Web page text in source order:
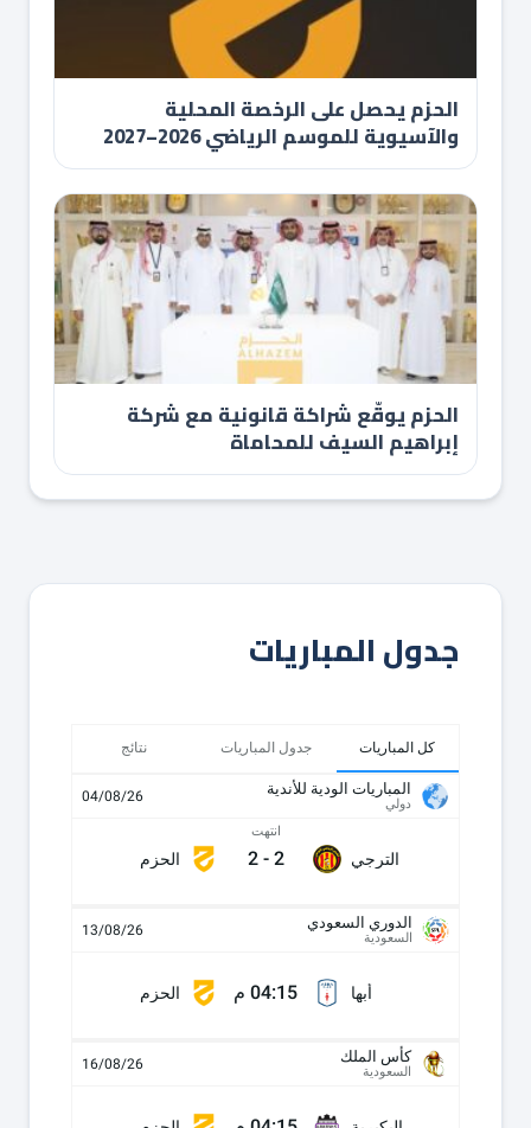
الحزم يحصل على الرخصة المحلية
والآسيوية للموسم الرياضي 2026–2027
الحزم يوقّع شراكة قانونية مع شركة
إبراهيم السيف للمحاماة
جدول المباريات
كل المباريات جدول المباريات نتائج
المباريات الودية للأندية
دولي 04/08/26
الترجي
انتهت
2
-
2 الحزم
الدوري السعودي
السعودية 13/08/26
أبها 04:15 م الحزم
كأس الملك
السعودية 16/08/26